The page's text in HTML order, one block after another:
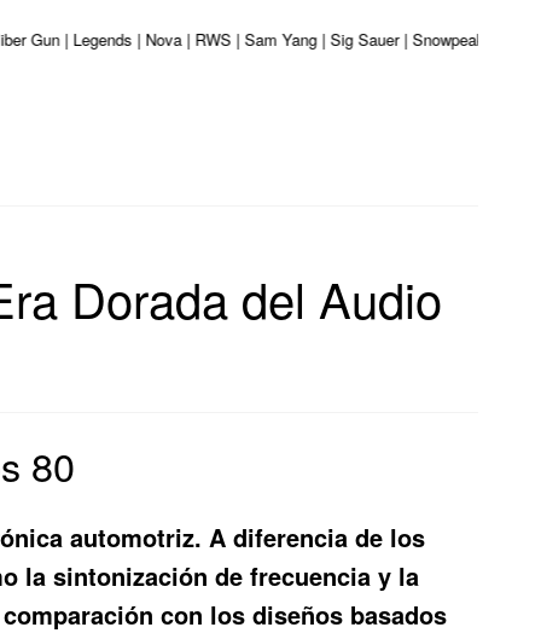
| Legends | Nova | RWS | Sam Yang | Sig Sauer | Snowpeak |
Dorada del Audio
80
automotriz. A diferencia de los
la sintonización de frecuencia y la
con los diseños basados